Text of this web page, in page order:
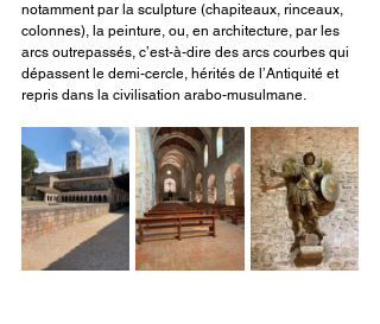
notamment par la sculpture (chapiteaux, rinceaux,
colonnes), la peinture, ou, en architecture, par les
arcs outrepassés, c’est-à-dire des arcs courbes qui
dépassent le demi-cercle, hérités de l’Antiquité et
repris dans la civilisation arabo-musulmane.